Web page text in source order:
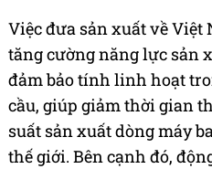
Việc đưa sản xuất về
tăng cường năng lực sản
đảm bảo tính linh hoạt
cầu, giúp giảm thời gian
suất sản xuất dòng máy
thế giới. Bên cạnh đó,